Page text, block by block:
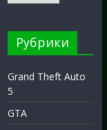
Рубрики
Grand Theft Auto
5
GTA